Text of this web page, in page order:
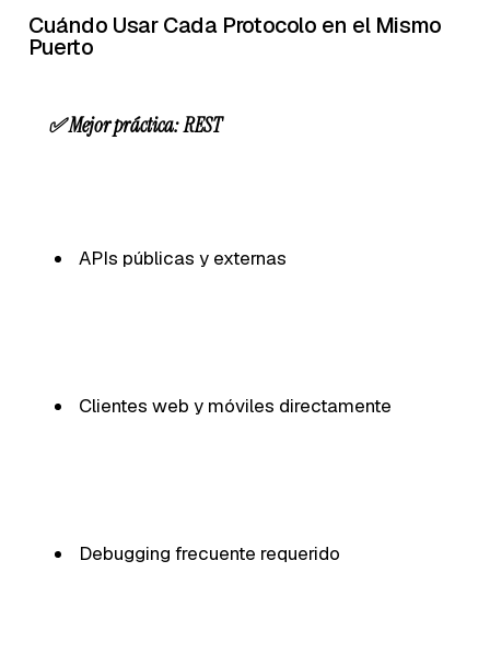
Cuándo Usar Cada Protocolo en el Mismo
Puerto
✅ Mejor práctica: REST
APIs públicas y externas
Clientes web y móviles directamente
Debugging frecuente requerido